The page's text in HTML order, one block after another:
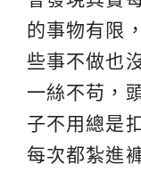
的事物有限
些事不做也
一絲不苟，
子不用總是
每次都紮進